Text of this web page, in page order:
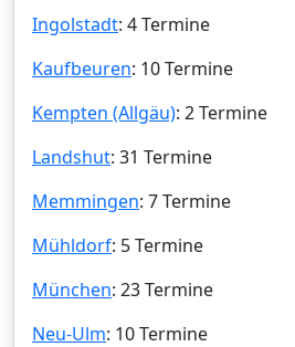
Ingolstadt: 4 Termine
Kaufbeuren: 10 Termine
Kempten (Allgäu): 2 Termine
Landshut: 31 Termine
Memmingen: 7 Termine
Mühldorf: 5 Termine
München: 23 Termine
Neu-Ulm: 10 Termine